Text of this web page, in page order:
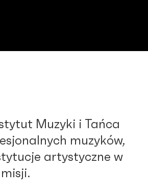
Muzyki i Tańca
muzyków,
artystyczne w